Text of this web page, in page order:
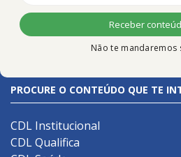
Não te mandaremos
PROCURE O CONTEÚDO QUE TE
CDL Institucional
CDL Qualifica